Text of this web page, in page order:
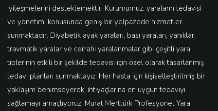
iyileşmelerini desteklemektir. Kurumumuz, yaraların tedavisi
ve yönetimi konusunda geniş bir yelpazede hizmetler
sunmaktadır. Diyabetik ayak yaraları, bası yaraları, yanıklar,
travmatik yaralar ve cerrahi yaralanmalar gibi çeşitli yara
tiplerinin etkili bir şekilde tedavisi için özel olarak tasarlanmış
tedavi planları sunmaktayız. Her hasta için kişiselleştirilmiş bir
yaklaşım benimseyerek, ihtiyaçlarına en uygun tedaviyi
sağlamayı amaçlıyoruz. Murat Merttürk Profesyonel Yara